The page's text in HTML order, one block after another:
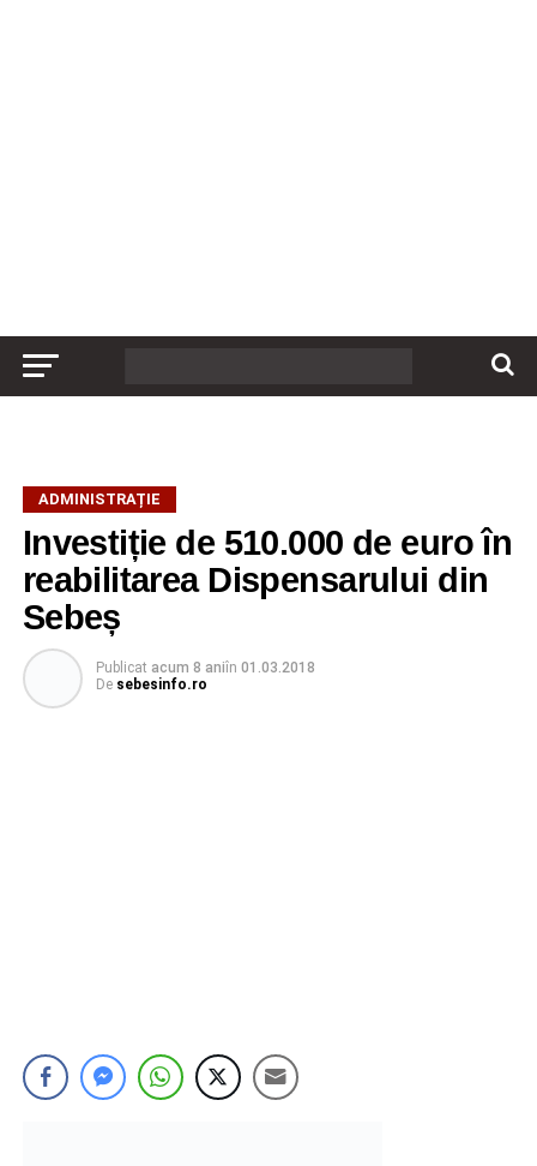
ADMINISTRAȚIE
Investiție de 510.000 de euro în
reabilitarea Dispensarului din
Sebeș
Publicat acum 8 aniîn 01.03.2018
De sebesinfo.ro